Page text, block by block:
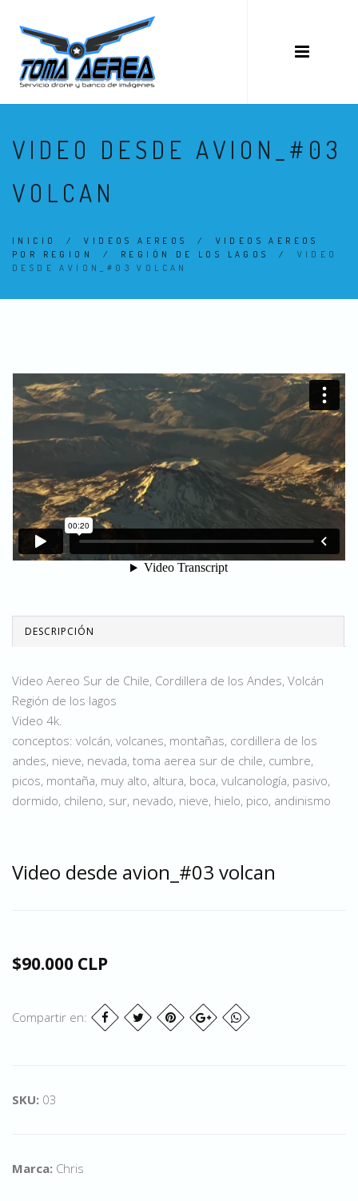
VIDEO DESDE AVION_#03
VOLCAN
INICIO /VIDEOS AEREOS / VIDEOS AEREOS
POR REGION
/ REGIÓN DE LOS LAGOS / VIDEO
DESDE AVION_#03 VOLCAN
DESCRIPCIÓN
Video Aereo Sur de Chile, Cordillera de los Andes, Volcán
Región de los lagos
Video 4k.
conceptos: volcán, volcanes, montañas, cordillera de los
andes, nieve, nevada, toma aerea sur de chile, cumbre,
picos, montaña, muy alto, altura, boca, vulcanología, pasivo,
dormido, chileno, sur, nevado, nieve, hielo, pico, andinismo
Video desde avion_#03 volcan
$90.000 CLP
Compartir en:
SKU: 03
Marca: Chris